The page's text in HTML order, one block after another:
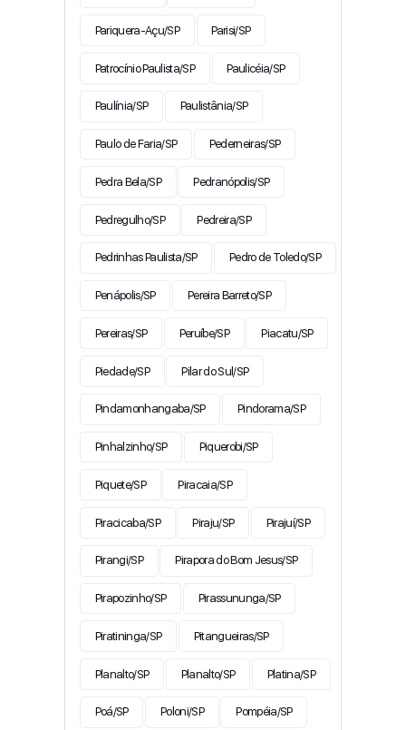
Pariquera-Açu/SP Parisi/SP
Patrocínio Paulista/SP Paulicéia/SP
Paulínia/SP Paulistânia/SP
Paulo de Faria/SP Pederneiras/SP
Pedra Bela/SP Pedranópolis/SP
Pedregulho/SP Pedreira/SP
Pedrinhas Paulista/SP Pedro de Toledo/SP
Penápolis/SP Pereira Barreto/SP
Pereiras/SP Peruíbe/SP Piacatu/SP
Piedade/SP Pilar do Sul/SP
Pindamonhangaba/SP Pindorama/SP
Pinhalzinho/SP Piquerobi/SP
Piquete/SP Piracaia/SP
Piracicaba/SP Piraju/SP Pirajuí/SP
Pirangi/SP Pirapora do Bom Jesus/SP
Pirapozinho/SP Pirassununga/SP
Piratininga/SP Pitangueiras/SP
Planalto/SP Planalto/SP Platina/SP
Poá/SP Poloni/SP Pompéia/SP